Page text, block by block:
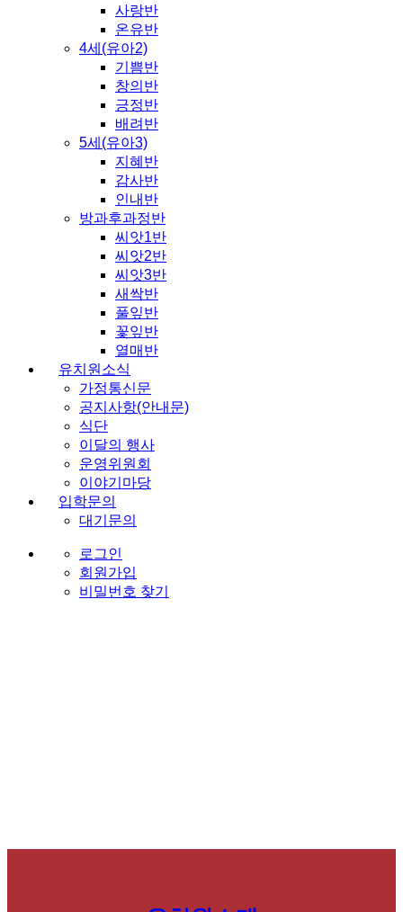
사랑반
온유반
4세(유아2)
기쁨반
창의반
긍정반
배려반
5세(유아3)
지혜반
감사반
인내반
방과후과정반
씨앗1반
씨앗2반
씨앗3반
새싹반
풀잎반
꽃잎반
열매반
유치원소식
가정통신문
공지사항(안내문)
식단
이달의 행사
운영위원회
이야기마당
입학문의
대기문의
로그인
회원가입
비밀번호 찾기